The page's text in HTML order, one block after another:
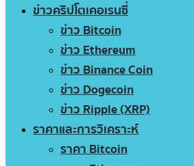
ข่าวคริปโตเคอเรนซี่
ข่าว Bitcoin
ข่าว Ethereum
ข่าว Binance Coin
ข่าว Dogecoin
ข่าว Ripple (XRP)
ราคาและการวิเคราะห์
ราคา Bitcoin